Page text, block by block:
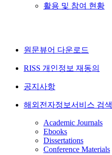
활용 및 참여 현황
원문뷰어 다운로드
RISS 개인정보 재동의
공지사항
해외전자정보서비스 검색
Academic Journals
Ebooks
Dissertations
Conference Materials